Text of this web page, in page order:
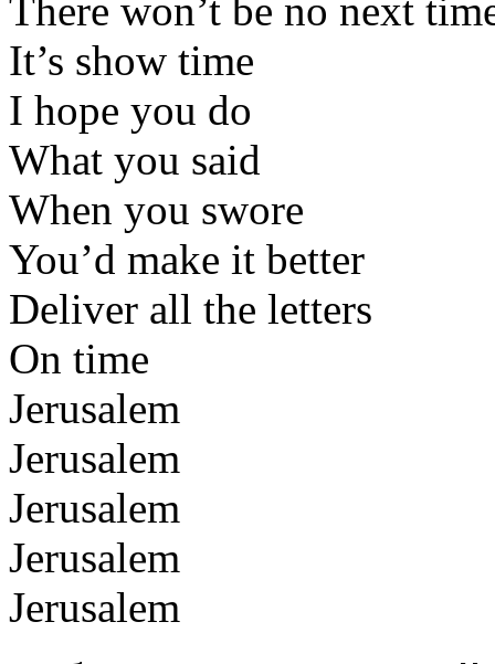
There won’t be no next
It’s show time
I hope you do
What you said
When you swore
You’d make it better
Deliver all the letters
On time
Jerusalem
Jerusalem
Jerusalem
Jerusalem
Jerusalem